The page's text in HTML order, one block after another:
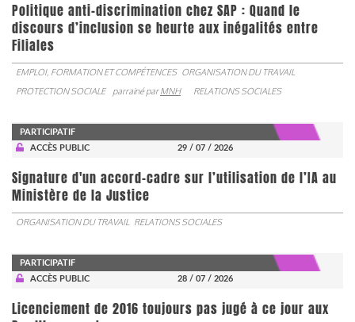
Politique anti-discrimination chez SAP : Quand le
discours d’inclusion se heurte aux inégalités entre
Filiales
EMPLOI, FORMATION ET COMPÉTENCES ORGANISATION DU TRAVAIL
PROTECTION SOCIALE
parrainé parMNH RELATIONS SOCIALES
PARTICIPATIF
ACCÈS PUBLIC
29 / 07 / 2026
Signature d'un accord-cadre sur l’utilisation de l’IA au
Ministère de la Justice
ORGANISATION DU TRAVAIL RELATIONS SOCIALES
PARTICIPATIF
ACCÈS PUBLIC
28 / 07 / 2026
Licenciement de 2016 toujours pas jugé à ce jour aux